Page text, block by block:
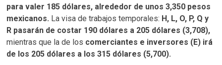
para valer 185 dólares, alrededor de unos 3,350 pesos
mexicanos. La visa de trabajos temporales: H, L, O, P, Q y
R pasarán de costar 190 dólares a 205 dólares (3,708),
mientras que la de los comerciantes e inversores (E) irá
de los 205 dólares a los 315 dólares (5,700).